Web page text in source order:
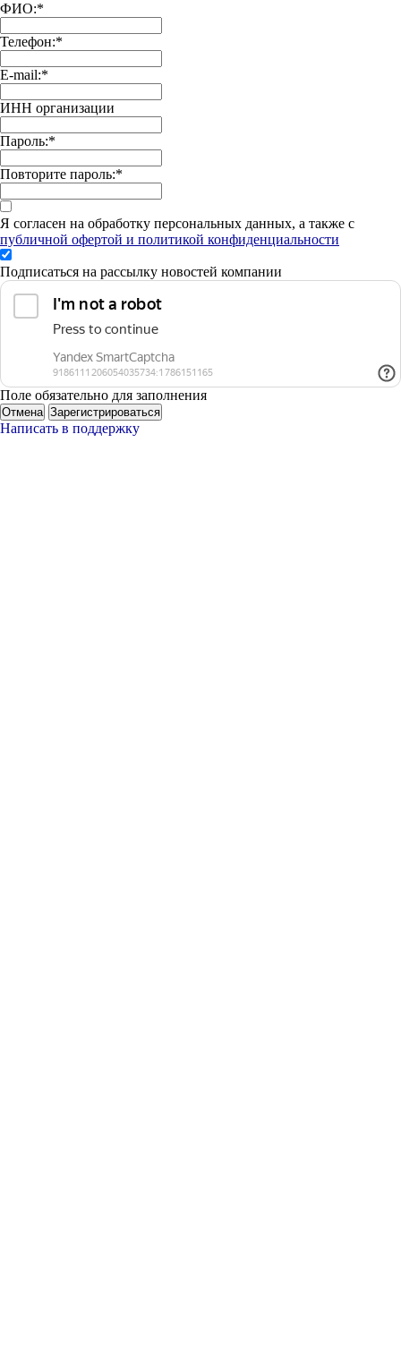
ФИО:*
Телефон:*
E-mail:*
ИНН организации
Пароль:*
Повторите пароль:*
Я согласен на обработку персональных данных, а также с
публичной офертой и политикой конфиденциальности
Подписаться на рассылку новостей компании
Поле обязательно для заполнения
Отмена Зарегистрироваться
Написать в поддержку